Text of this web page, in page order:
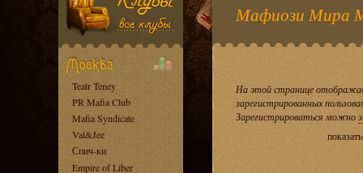
Teatr Teney
PR Mafia Club
Mafia Syndicate
Val&Jee
Спич-ки
Empire of Liber
Мафиози Мира
На этой странице
зарегистрированных
Зарегистрироваться можно